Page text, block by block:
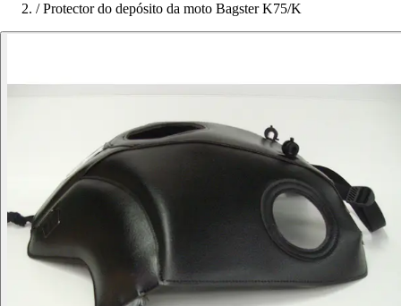
/ Protector do depósito da moto Bagster K75/K